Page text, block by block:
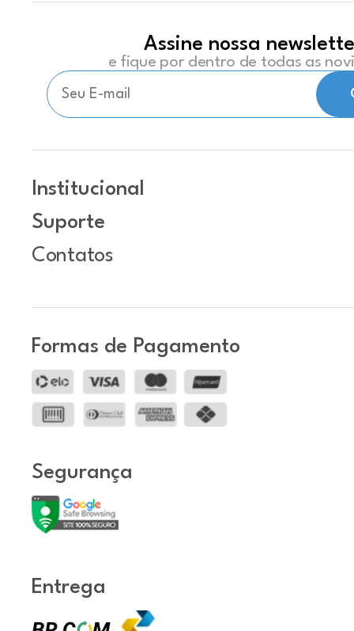
Assine nossa
e fique por dentro de todas as
Institucional
Suporte
Contatos
Formas de Pagamento
Segurança
Entrega